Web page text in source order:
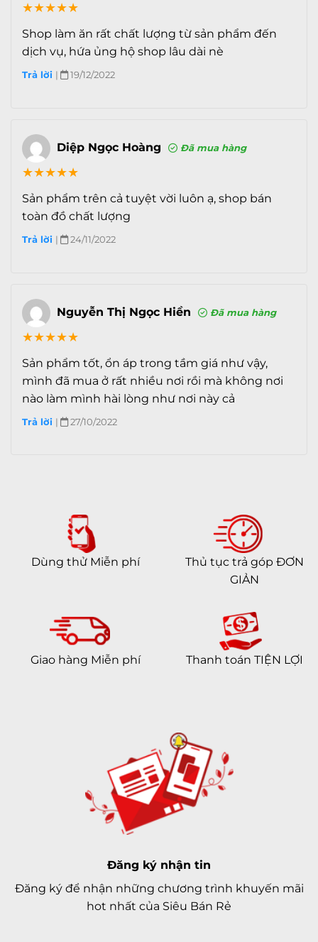
Hệ điều hành & CPU
RAM
Bộ nhớ trong
Thẻ nhớ ngoài Không
Mạng di động
Số khe SIM 1 eSIM & 1 Nano SIM
FaceTime
GALILEO
Lightning
NFC
OTG
Tiện ích
Ghi âm Có, Micro chuyên dụng chống ồn
★★★★★
Shop làm ăn rất chất lượng từ sản phẩm đến
dịch vụ, hứa ủng hộ shop lâu dài nè
Trả lời | 19/12/2022
Diệp Ngọc Hoàng Đã mua hàng
★★★★★
Sản phẩm trên cả tuyệt vời luôn ạ, shop bán
toàn đồ chất lượng
Trả lời | 24/11/2022
Nguyễn Thị Ngọc Hiền Đã mua hàng
★★★★★
Sản phẩm tốt, ổn áp trong tầm giá như vậy,
mình đã mua ở rất nhiều nơi rồi mà không nơi
nào làm mình hài lòng như nơi này cả
Trả lời | 27/10/2022
Dùng thử Miễn phí
Thủ tục trả góp ĐƠN
GIẢN
Giao hàng Miễn phí Thanh toán TIỆN LỢI
Đăng ký nhận tin
Đăng ký để nhận những chương trình khuyến mãi
hot nhất của Siêu Bán Rẻ